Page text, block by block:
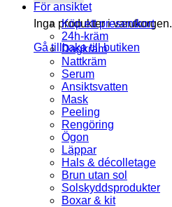
Inga produkter i varukorgen.
Gå tillbaka till butiken
För ansiktet
Köp ett presentkort
24h-kräm
Dagkräm
Nattkräm
Serum
Ansiktsvatten
Mask
Peeling
Rengöring
Ögon
Läppar
Hals & décolletage
Brun utan sol
Solskyddsprodukter
Boxar & kit